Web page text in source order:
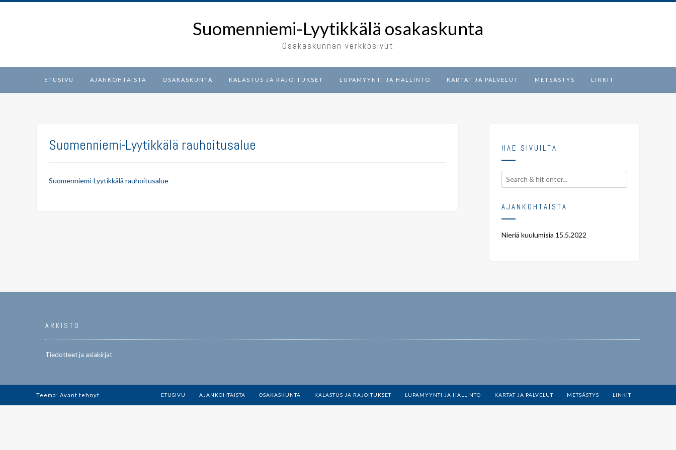
Skip
Suomenniemi-Lyytikkälä osakaskunta
Osakaskunnan verkkosivut
ETUSIVU AJANKOHTAISTA OSAKASKUNTA KALASTUS JA RAJOITUKSET LUPAMYYNTI JA HALLINTO KARTAT JA PALVELUT METSÄSTYS LINKIT
Suomenniemi-Lyytikkälä rauhoitusalue
Suomenniemi-Lyytikkälä rauhoitusalue
HAE SIVUILTA
AJANKOHTAISTA
Nieriä kuulumisia 15.5.2022
ARKISTO
Tiedotteet ja asiakirjat
Teema: Avant tehnyt ETUSIVU AJANKOHTAISTA OSAKASKUNTA KALASTUS JA RAJOITUKSET LUPAMYYNTI JA HALLINTO KARTAT JA PALVELUT METSÄSTYS LINKIT